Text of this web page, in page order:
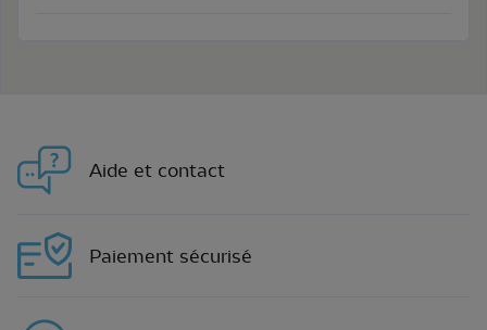
Aide et contact
Paiement sécurisé